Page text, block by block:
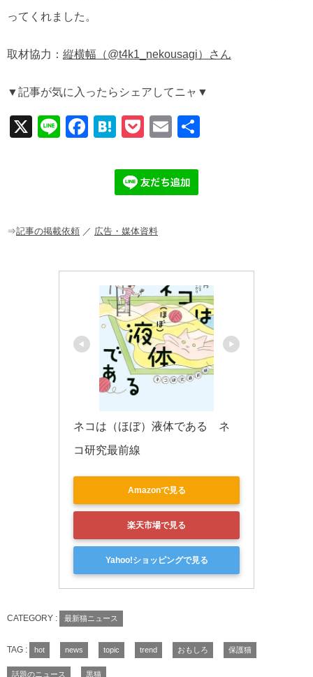
ってくれました。
取材協力： 縦横幅（@t4k1_nekousagi）さん
▼記事が気に入ったらシェアしてニャ▼
X
Li
F
o
H
e
n
P
ck
et
E
ail
ネコは（ほぼ）液体である　ネ
コ研究最前線
Amazonで見る
楽天市場で見る
CATEGORY : 最新猫ニュース
TAG : hot